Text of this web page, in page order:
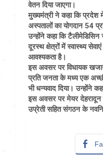
वेतन दिया जाएगा।
मुख्यमंत्री ने कहा कि प्रदेश
अस्पतालों का योगदान 54
उन्होंने कहा कि
दूरस्थ क्षेत्रों में स्वास्थ्य
आवश्यकता है।
इस अवसर पर विधायक
प्रति जनता के मध्य एक
भी धन्यवाद दिया। उन्होंने
इस अवसर पर मेयर देहरादून
उप्रेती सहित संगठन के